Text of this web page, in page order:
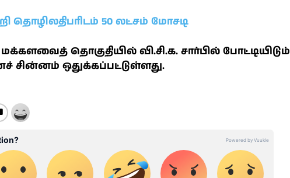
தொழிலதிபரிடம் 50 லட்சம் மோசடி
தொகுதியில் வி.சி.க. சார்பில் போட்டியிடும்
சின்னம் ஒதுக்கப்பட்டுள்ளது.